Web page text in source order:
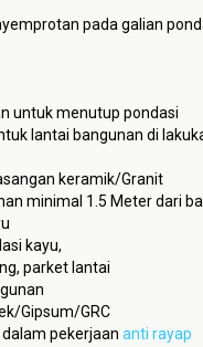
pada galian
untukmenutup pondasi
lantai bangunan di
keramik/Granit
minimal 1.5 Meterdari
kayu,
, parket lantai
/Gipsum/GRC
pekerjaan anti rayap